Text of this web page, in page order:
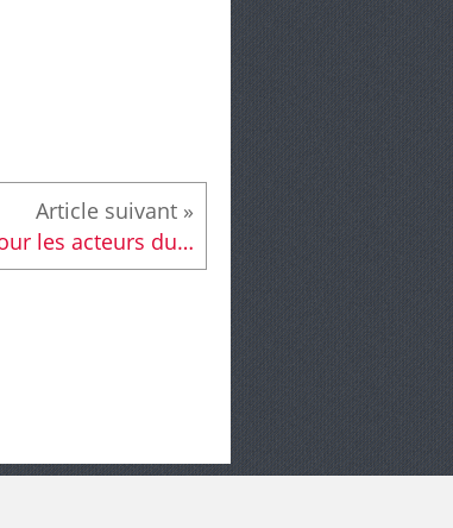
37 000 € pour les acteurs du Canton Le Mans Sud - Arnage